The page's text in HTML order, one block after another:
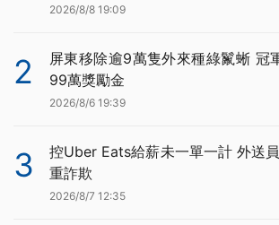
2026/8/8 19:09
2
屏東移除逾9萬隻外來種綠鬣蜥 冠
99萬獎勵金
2026/8/6 19:39
3
控Uber Eats給薪未一單一計 外送
重詐欺
2026/8/7 12:35